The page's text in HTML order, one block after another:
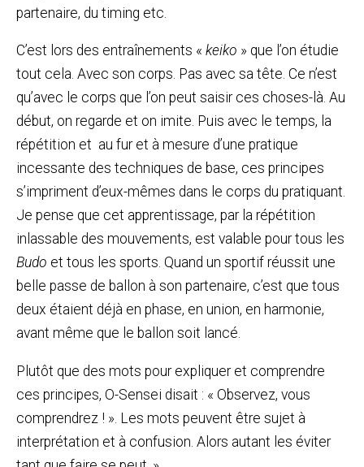
partenaire, du timing etc.
C’est lors des entraînements « keiko » que l’on étudie
tout cela. Avec son corps. Pas avec sa tête. Ce n’est
qu’avec le corps que l’on peut saisir ces choses-là. Au
début, on regarde et on imite. Puis avec le temps, la
répétition et au fur et à mesure d’une pratique
incessante des techniques de base, ces principes
s’impriment d’eux-mêmes dans le corps du pratiquant.
Je pense que cet apprentissage, par la répétition
inlassable des mouvements, est valable pour tous les
Budo et tous les sports. Quand un sportif réussit une
belle passe de ballon à son partenaire, c’est que tous
deux étaient déjà en phase, en union, en harmonie,
avant même que le ballon soit lancé.
Plutôt que des mots pour expliquer et comprendre
ces principes, O-Sensei disait : « Observez, vous
comprendrez ! ». Les mots peuvent être sujet à
interprétation et à confusion. Alors autant les éviter